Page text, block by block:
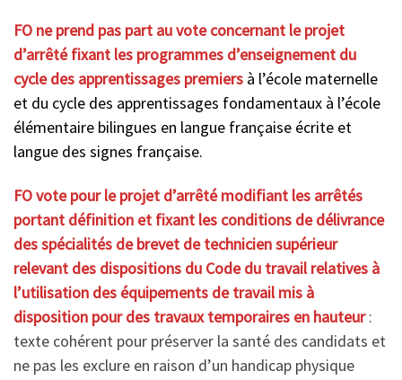
FO ne prend pas part au vote concernant le projet
d’arrêté fixant les programmes d’enseignement du
cycle des apprentissages premiers à l’école maternelle
et du cycle des apprentissages fondamentaux à l’école
élémentaire bilingues en langue française écrite et
langue des signes française.
FO vote pour le projet d’arrêté modifiant les arrêtés
portant définition et fixant les conditions de délivrance
des spécialités de brevet de technicien supérieur
relevant des dispositions du Code du travail relatives à
l’utilisation des équipements de travail mis à
disposition pour des travaux temporaires en hauteur:
texte cohérent pour préserver la santé des candidats et
ne pas les exclure en raison d’un handicap physique